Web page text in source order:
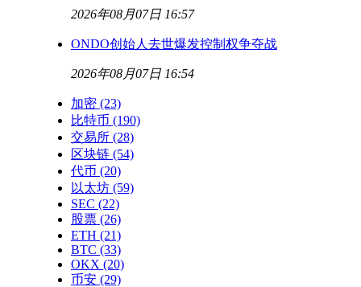
2026年08月07日 16:57
ONDO创始人去世爆发控制权争夺战
2026年08月07日 16:54
加密 (23)
比特币 (190)
交易所 (28)
区块链 (54)
代币 (20)
以太坊 (59)
SEC (22)
股票 (26)
ETH (21)
BTC (33)
OKX (20)
币安 (29)